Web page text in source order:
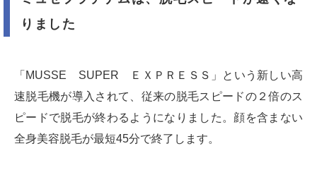
りました
「MUSSE SUPER ＥＸＰＲＥＳＳ」という新しい高
速脱毛機が導入されて、従来の脱毛スピードの２倍のス
ピードで脱毛が終わるようになりました。顔を含まない
全身美容脱毛が最短45分で終了します。